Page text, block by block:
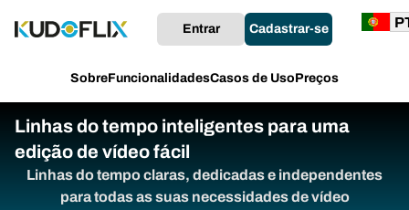
SobreFuncionalidadesCasos de UsoPreços
Entrar Cadastrar-se
Linhas do tempo inteligentes para uma
edição de vídeo fácil
Linhas do tempo claras, dedicadas e independentes
para todas as suas necessidades de vídeo